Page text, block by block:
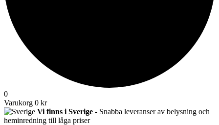
0
Varukorg 0 kr
Vi finns i Sverige - Snabba leveranser av belysning och
heminredning till låga priser